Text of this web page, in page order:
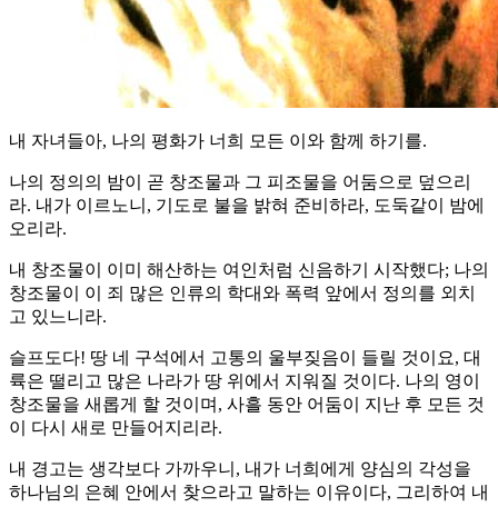
내 자녀들아, 나의 평화가 너희 모든 이와 함께 하기를.
나의 정의의 밤이 곧 창조물과 그 피조물을 어둠으로 덮으리
라. 내가 이르노니, 기도로 불을 밝혀 준비하라, 도둑같이 밤에
오리라.
내 창조물이 이미 해산하는 여인처럼 신음하기 시작했다; 나의
창조물이 이 죄 많은 인류의 학대와 폭력 앞에서 정의를 외치
고 있느니라.
슬프도다! 땅 네 구석에서 고통의 울부짖음이 들릴 것이요, 대
륙은 떨리고 많은 나라가 땅 위에서 지워질 것이다. 나의 영이
창조물을 새롭게 할 것이며, 사흘 동안 어둠이 지난 후 모든 것
이 다시 새로 만들어지리라.
내 경고는 생각보다 가까우니, 내가 너희에게 양심의 각성을
하나님의 은혜 안에서 찾으라고 말하는 이유이다, 그리하여 내